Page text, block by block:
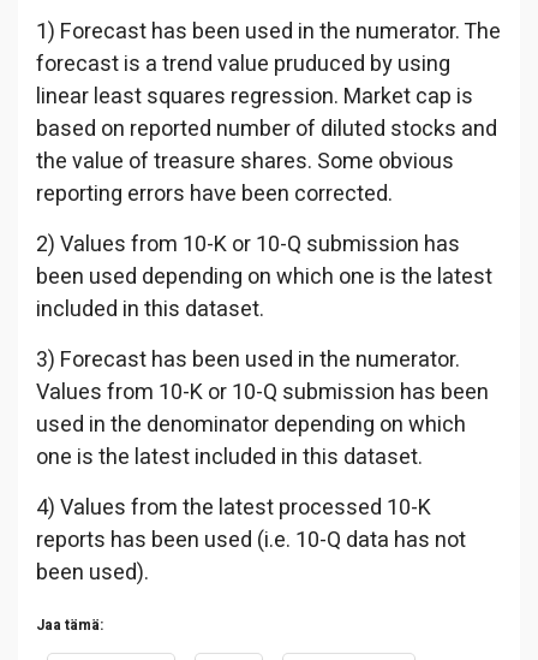
1) Forecast has been used in the numerator. The
forecast is a trend value pruduced by using
linear least squares regression. Market cap is
based on reported number of diluted stocks and
the value of treasure shares. Some obvious
reporting errors have been corrected.
2) Values from 10-K or 10-Q submission has
been used depending on which one is the latest
included in this dataset.
3) Forecast has been used in the numerator.
Values from 10-K or 10-Q submission has been
used in the denominator depending on which
one is the latest included in this dataset.
4) Values from the latest processed 10-K
reports has been used (i.e. 10-Q data has not
been used).
Jaa tämä: